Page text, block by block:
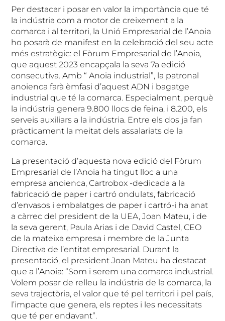
Per destacar i posar en valor la importància que té
la indústria com a motor de creixement a la
comarca i al territori, la Unió Empresarial de l’Anoia
ho posarà de manifest en la celebració del seu acte
més estratègic: el Fòrum Empresarial de l’Anoia,
que aquest 2023 encapçala la seva 7a edició
consecutiva. Amb “ Anoia industrial”, la patronal
anoienca farà èmfasi d’aquest ADN i bagatge
industrial que té la comarca. Especialment, perquè
la indústria genera 9.800 llocs de feina, i 8.200, els
serveis auxiliars a la indústria. Entre els dos ja fan
pràcticament la meitat dels assalariats de la
comarca.
La presentació d’aquesta nova edició del Fòrum
Empresarial de l’Anoia ha tingut lloc a una
empresa anoienca, Cartrobox -dedicada a la
fabricació de paper i cartró ondulats, fabricació
d’envasos i embalatges de paper i cartró-i ha anat
a càrrec del president de la UEA, Joan Mateu, i de
la seva gerent, Paula Arias i de David Castel, CEO
de la mateixa empresa i membre de la Junta
Directiva de l’entitat empresarial. Durant la
presentació, el president Joan Mateu ha destacat
que a l’Anoia: “Som i serem una comarca industrial.
Volem posar de relleu la indústria de la comarca, la
seva trajectòria, el valor que té pel territori i pel país,
l’impacte que genera, els reptes i les necessitats
que té per endavant”.